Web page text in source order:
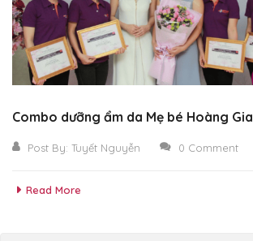
Combo dưỡng ẩm da Mẹ bé Hoàng Gia
Post By: Tuyết Nguyễn 0 Comment
Read More